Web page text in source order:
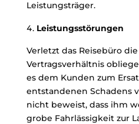
Leistungsträger.
Leistungsstörungen
Verletzt das Reisebüro
Vertragsverhältnis
es dem Kunden zum
entstandenen Schadens
nicht beweist, dass ihm
grobe Fahrlässigkeit zur